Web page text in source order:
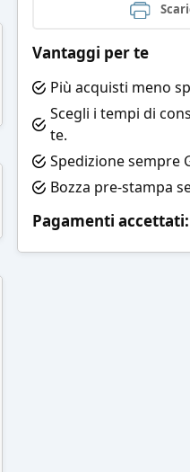
Vantaggi per te
Più acquisti meno
Scegli i tempi di
te.
Spedizione sempre
Bozza pre-stampa
Pagamenti accettati: